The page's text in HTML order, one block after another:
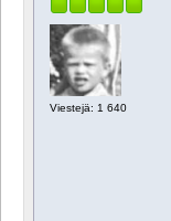
Viestejä: 1 640